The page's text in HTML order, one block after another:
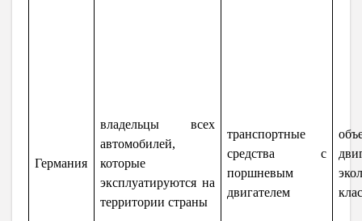
Германия
владельцы всех
автомобилей,
которые
эксплуатируются на
территории страны
транспортные
средства
с
поршневым
двигателем